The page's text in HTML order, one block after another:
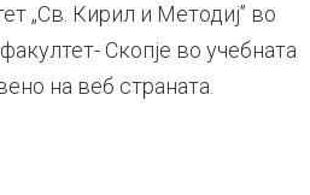
„Св. Кирил и Методиј’’ во
Скопје во учебната
на веб страната.